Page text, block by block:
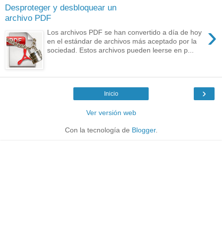
Desproteger y desbloquear un
archivo PDF
›
Los archivos PDF se han convertido a día de hoy
en el estándar de archivos más aceptado por la
sociedad. Estos archivos pueden leerse en p...
›
Inicio
Ver versión web
Con la tecnología de Blogger.